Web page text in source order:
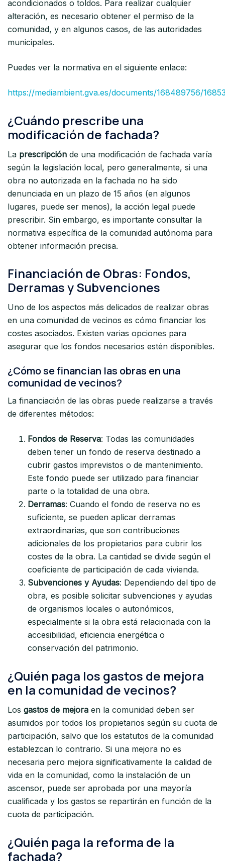
acondicionados o toldos. Para realizar cualquier
alteración, es necesario obtener el permiso de la
comunidad, y en algunos casos, de las autoridades
municipales.
Puedes ver la normativa en el siguiente enlace:
https://mediambient.gva.es/documents/168489756/
¿Cuándo prescribe una
modificación de fachada?
La prescripción de una modificación de fachada varía
según la legislación local, pero generalmente, si una
obra no autorizada en la fachada no ha sido
denunciada en un plazo de 15 años (en algunos
lugares, puede ser menos), la acción legal puede
prescribir. Sin embargo, es importante consultar la
normativa específica de la comunidad autónoma para
obtener información precisa.
Financiación de Obras: Fondos,
Derramas y Subvenciones
Uno de los aspectos más delicados de realizar obras
en una comunidad de vecinos es cómo financiar los
costes asociados. Existen varias opciones para
asegurar que los fondos necesarios estén disponibles.
¿Cómo se financian las obras en una
comunidad de vecinos?
La financiación de las obras puede realizarse a través
de diferentes métodos:
Fondos de Reserva: Todas las comunidades
deben tener un fondo de reserva destinado a
cubrir gastos imprevistos o de mantenimiento.
Este fondo puede ser utilizado para financiar
parte o la totalidad de una obra.
Derramas: Cuando el fondo de reserva no es
suficiente, se pueden aplicar derramas
extraordinarias, que son contribuciones
adicionales de los propietarios para cubrir los
costes de la obra. La cantidad se divide según el
coeficiente de participación de cada vivienda.
Subvenciones y Ayudas: Dependiendo del tipo de
obra, es posible solicitar subvenciones y ayudas
de organismos locales o autonómicos,
especialmente si la obra está relacionada con la
accesibilidad, eficiencia energética o
conservación del patrimonio.
¿Quién paga los gastos de mejora
en la comunidad de vecinos?
Los gastos de mejora en la comunidad deben ser
asumidos por todos los propietarios según su cuota de
participación, salvo que los estatutos de la comunidad
establezcan lo contrario. Si una mejora no es
necesaria pero mejora significativamente la calidad de
vida en la comunidad, como la instalación de un
ascensor, puede ser aprobada por una mayoría
cualificada y los gastos se repartirán en función de la
cuota de participación.
¿Quién paga la reforma de la
fachada?